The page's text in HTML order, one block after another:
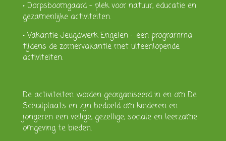
• Dorpsboomgaard – plek voor natuur, educatie en
gezamenlijke activiteiten.
• Vakantie Jeugdwerk Engelen – een programma
tijdens de zomervakantie met uiteenlopende
activiteiten.
De activiteiten worden georganiseerd in en om De
Schuilplaats en zijn bedoeld om kinderen en
jongeren een veilige, gezellige, sociale en leerzame
omgeving te bieden.